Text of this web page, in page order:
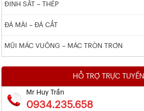
ĐINH SẮT – THÉP
ĐÁ MÀI – ĐÁ CẮT
MŨI MÁC VUÔNG – MÁC TRÒN TRƠN
HỖ TRỢ TRỰC TUYẾN
Mr Huy Trần
0934.235.658